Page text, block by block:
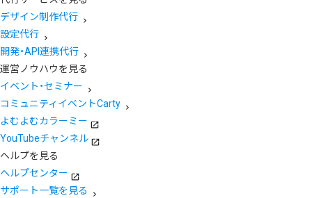
デザイン制作代行
設定代行
開発・API連携代行
運営ノウハウを見る
イベント・セミナー
コミュニティイベントCarty
よむよむカラーミー
YouTubeチャンネル
ヘルプを見る
ヘルプセンター
サポート一覧を見る